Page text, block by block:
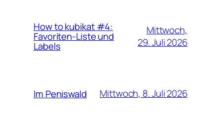
How to kubikat #4:
Favoriten-Liste und
Labels
Mittwoch,
29. Juli 2026
Im Peniswald Mittwoch, 8. Juli 2026